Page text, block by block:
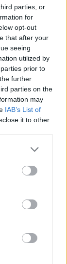
parties, or
for
opt-out
that after your
seeing
utilized by
prior to
further
parties on the
may
IAB’s List of
it to other
more Google
may click to
tags to
below Google
la